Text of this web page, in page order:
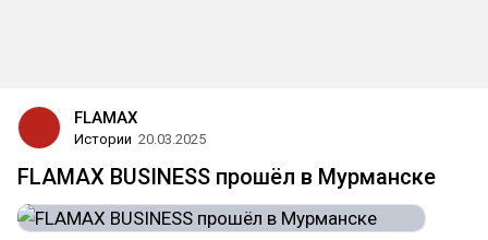
FLAMAX
Истории 20.03.2025
FLAMAX BUSINESS прошёл в Мурманске